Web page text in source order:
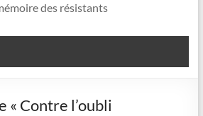
des résistants
« Contre l’oubli